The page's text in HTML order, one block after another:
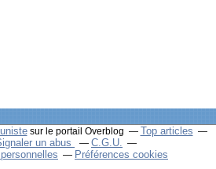
sur le portail Overblog
Top articles
un abus
C.G.U.
Préférences cookies